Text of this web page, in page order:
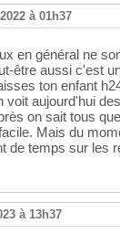
à 01h37
en général ne
être aussi c'est
ton enfant
voit aujourd'hui
on sait tous
Mais du
de temps sur les
à 13h37